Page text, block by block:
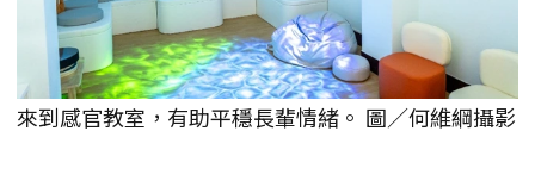
來到感官教室，有助平穩長輩情緒。 圖／何維綱攝影